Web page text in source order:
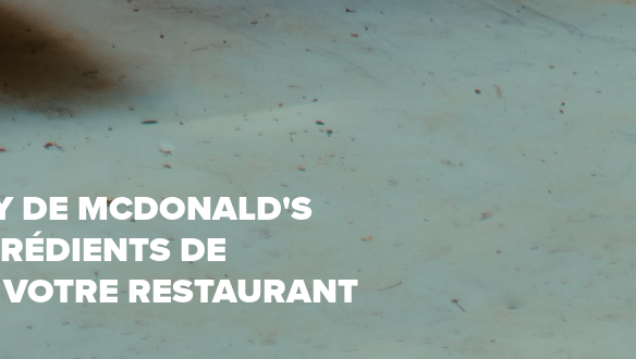
DE MCDONALD'S
DE
RESTAURANT